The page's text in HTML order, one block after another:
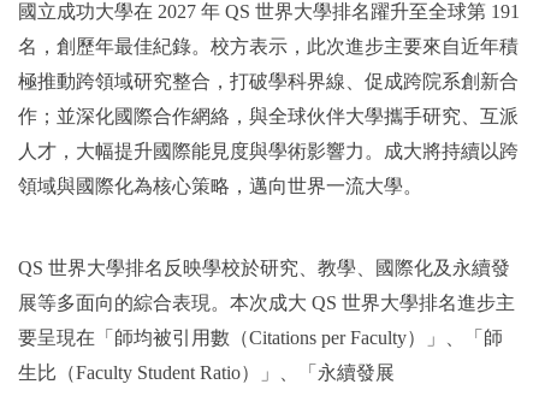
國立成功大學在 2027 年 QS 世界大學排名躍升至全球第 191
名，創歷年最佳紀錄。校方表示，此次進步主要來自近年積
極推動跨領域研究整合，打破學科界線、促成跨院系創新合
作；並深化國際合作網絡，與全球伙伴大學攜手研究、互派
人才，大幅提升國際能見度與學術影響力。成大將持續以跨
領域與國際化為核心策略，邁向世界一流大學。
QS 世界大學排名反映學校於研究、教學、國際化及永續發
展等多面向的綜合表現。本次成大 QS 世界大學排名進步主
要呈現在「師均被引用數（Citations per Faculty）」、「師
生比（Faculty Student Ratio）」、「永續發展